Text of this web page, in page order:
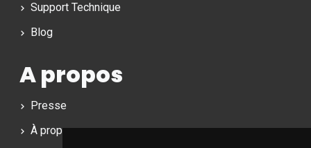
Support Technique
Blog
A propos
Presse
À propos